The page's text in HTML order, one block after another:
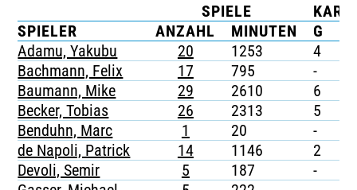
TICKETING
SPIELE
SPIELER
ANZAHL MINUTEN G
Adamu, Yakubu
20 1253 4
Bachmann, Felix
17 795 -
Baumann, Mike
29 2610 6
Becker, Tobias
26 2313 5
Benduhn, Marc
1 20 -
de Napoli, Patrick
14 1146 2
Devoli, Semir
5 187 -